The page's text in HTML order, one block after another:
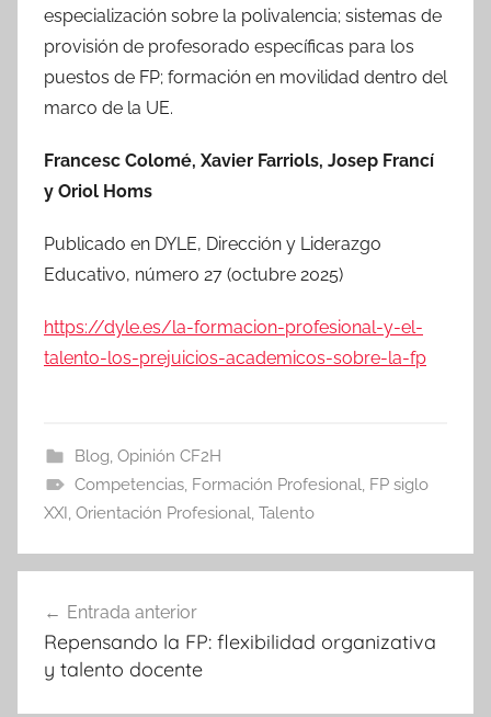
especialización sobre la polivalencia; sistemas de
provisión de profesorado específicas para los
puestos de FP; formación en movilidad dentro del
marco de la UE.
Francesc Colomé, Xavier Farriols, Josep Francí
y Oriol Homs
Publicado en DYLE, Dirección y Liderazgo
Educativo, número 27 (octubre 2025)
https://dyle.es/la-formacion-profesional-y-el-
talento-los-prejuicios-academicos-sobre-la-fp
Blog, Opinión CF2H
Competencias, Formación Profesional, FP siglo
XXI , Orientación Profesional, Talento
de
entradas
Entrada anterior
Repensando la FP: flexibilidad organizativa
y talento docente